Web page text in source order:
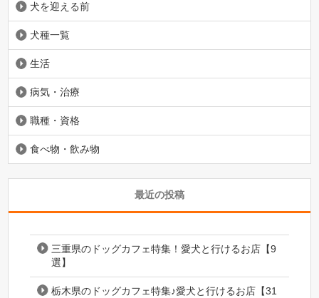
犬を迎える前
犬種一覧
生活
病気・治療
職種・資格
食べ物・飲み物
最近の投稿
三重県のドッグカフェ特集！愛犬と行けるお店【9
選】
栃木県のドッグカフェ特集♪愛犬と行けるお店【31